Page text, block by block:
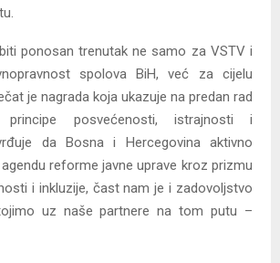
ponosan trenutak ne samo za VSTV i
spolova BiH, već za cijelu
je nagrada koja ukazuje na predan rad
principe posvećenosti, istrajnosti i
da Bosna i Hercegovina aktivno
reforme javne uprave kroz prizmu
i inkluzije, čast nam je i zadovoljstvo
uz naše partnere na tom putu –